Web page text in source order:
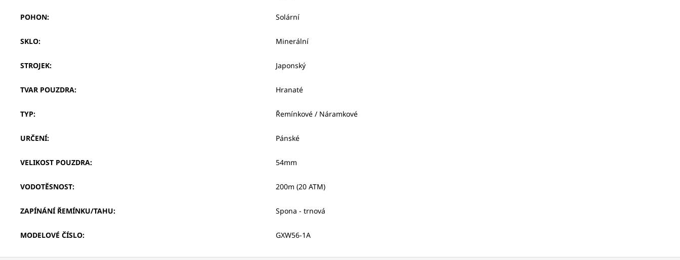
POHON: Solární
SKLO: Minerální
STROJEK: Japonský
TVAR POUZDRA: Hranaté
TYP: Řemínkové / Náramkové
URČENÍ: Pánské
VELIKOST POUZDRA: 54mm
VODOTĚSNOST: 200m (20 ATM)
ZAPÍNÁNÍ ŘEMÍNKU/TAHU: Spona - trnová
MODELOVÉ ČÍSLO: GXW56-1A